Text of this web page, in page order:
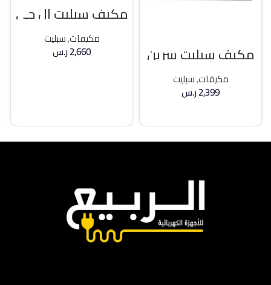
مكيف سبليت سرين
21400 وحده بارد
مكيفات,سبليت
2,399ر.س
مكيف سبليت ال جي
18400 وحده بارد
مكيفات,سبليت
2,660ر.س